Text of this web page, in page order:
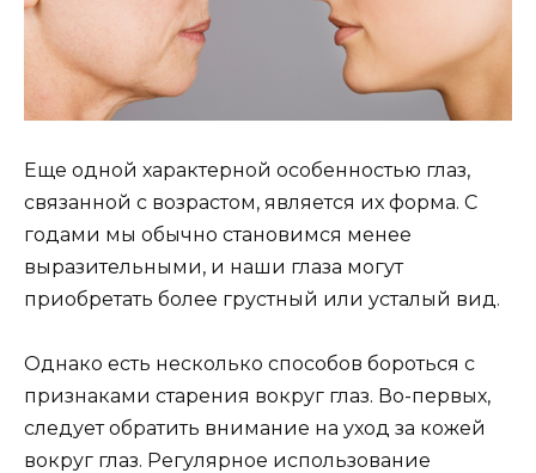
Еще одной характерной особенностью глаз,
связанной с возрастом, является их форма. С
годами мы обычно становимся менее
выразительными, и наши глаза могут
приобретать более грустный или усталый вид.
Однако есть несколько способов бороться с
признаками старения вокруг глаз. Во-первых,
следует обратить внимание на уход за кожей
вокруг глаз. Регулярное использование